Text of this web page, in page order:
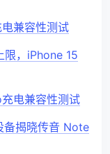
兼容性测试
，iPhone 15
电兼容性测试
备揭晓传音 Note